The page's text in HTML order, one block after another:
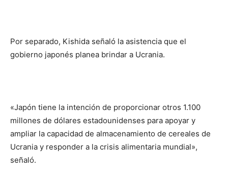
Por separado, Kishida señaló la asistencia que el
gobierno japonés planea brindar a Ucrania.
«Japón tiene la intención de proporcionar otros 1.100
millones de dólares estadounidenses para apoyar y
ampliar la capacidad de almacenamiento de cereales de
Ucrania y responder a la crisis alimentaria mundial»,
señaló.